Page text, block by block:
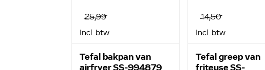
25,99
Incl. btw
Tefal bakpan van
airfryer SS-994879
14,50
Incl. btw
Tefal greep van
friteuse SS-